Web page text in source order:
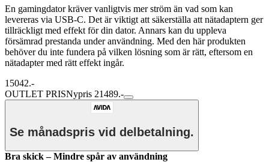
En gamingdator kräver vanligtvis mer ström än vad som kan
levereras via USB-C. Det är viktigt att säkerställa att nätadaptern ger
tillräckligt med effekt för din dator. Annars kan du uppleva
försämrad prestanda under användning. Med den här produkten
behöver du inte fundera på vilken lösning som är rätt, eftersom en
nätadapter med rätt effekt ingår.
15042.-
OUTLET PRISNypris 21489.-
Se månadspris vid delbetalning.
Bra skick – Mindre spår av användning